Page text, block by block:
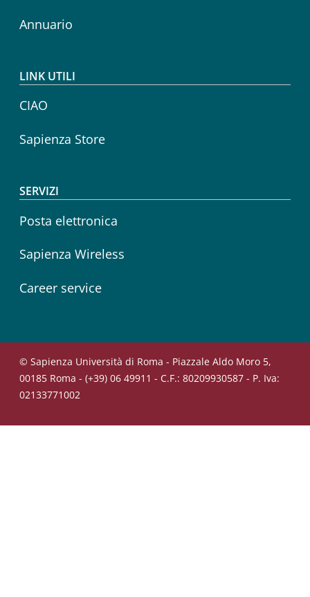
Annuario
LINK UTILI
CIAO
Sapienza Store
SERVIZI
Posta elettronica
Sapienza Wireless
Career service
© Sapienza Università di Roma - Piazzale Aldo Moro 5,
00185 Roma - (+39) 06 49911 - C.F.: 80209930587 - P. Iva:
02133771002